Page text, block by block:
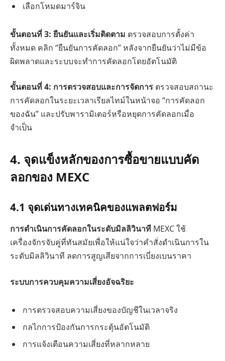
เลือกโหมดมาร์จิน
ขั้นตอนที่ 3: ยืนยันและเริ่มติดตาม ตรวจสอบการตั้งค่า
ทั้งหมด คลิก “ยืนยันการคัดลอก” หลังจากยืนยันว่าไม่มีข้อ
ผิดพลาดและระบบจะทำการคัดลอกโดยอัตโนมัติ
ขั้นตอนที่ 4: การตรวจสอบและการจัดการ ตรวจสอบสถานะ
การคัดลอกในระยะเวลาเรียลไทม์ในหน้าจอ “การคัดลอก
ของฉัน” และปรับพารามิเตอร์หรือหยุดการคัดลอกเมื่อ
จำเป็น
4. จุดแข็งหลักของการซื้อขายแบบคัด
ลอกของ MEXC
4.1 จุดเด่นทางเทคนิคของแพลตฟอร์ม
การดำเนินการคัดลอกในระดับมิลลิวินาที MEXC ใช้
เครื่องจักรจับคู่ที่ทันสมัยเพื่อให้แน่ใจว่าคำสั่งดำเนินการใน
ระดับมิลลิวินาที ลดการสูญเสียจากการเบี่ยงเบนราคา
ระบบการควบคุมความเสี่ยงอัจฉริยะ
การตรวจสอบความเสี่ยงของบัญชีในเวลาจริง
กลไกการป้องกันการกระตุ้นอัตโนมัติ
การแจ้งเตือนความเสี่ยงที่หลากหลาย